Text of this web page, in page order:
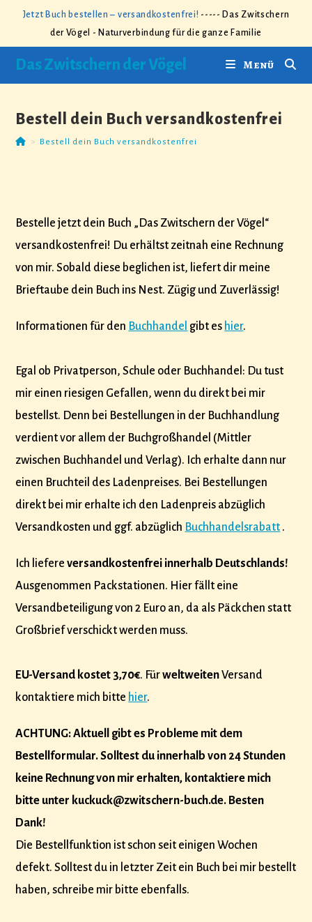
Jetzt Buch bestellen – versandkostenfrei! ----- Das Zwitschern
der Vögel - Naturverbindung für die ganze Familie
Das Zwitschern der Vögel Menü
Bestell dein Buch versandkostenfrei
> Bestell dein Buch versandkostenfrei
Bestelle jetzt dein Buch „Das Zwitschern der Vögel“
versandkostenfrei! Du erhältst zeitnah eine Rechnung
von mir. Sobald diese beglichen ist, liefert dir meine
Brieftaube dein Buch ins Nest. Zügig und Zuverlässig!
Informationen für den Buchhandel gibt es hier.
Egal ob Privatperson, Schule oder Buchhandel: Du tust
mir einen riesigen Gefallen, wenn du direkt bei mir
bestellst. Denn bei Bestellungen in der Buchhandlung
verdient vor allem der Buchgroßhandel (Mittler
zwischen Buchhandel und Verlag). Ich erhalte dann nur
einen Bruchteil des Ladenpreises. Bei Bestellungen
direkt bei mir erhalte ich den Ladenpreis abzüglich
Versandkosten und ggf. abzüglich Buchhandelsrabatt .
Ich liefereversandkostenfrei innerhalb Deutschlands!
Ausgenommen Packstationen. Hier fällt eine
Versandbeteiligung von 2 Euro an, da als Päckchen statt
Großbrief verschickt werden muss.
EU-Versand kostet 3,70€. FürweltweitenVersand
kontaktiere mich bitte hier.
ACHTUNG: Aktuell gibt es Probleme mit dem
Bestellformular. Solltest du innerhalb von 24 Stunden
keine Rechnung von mir erhalten, kontaktiere mich
bitte unter kuckuck@zwitschern-buch.de. Besten
Dank!
Die Bestellfunktion ist schon seit einigen Wochen
defekt. Solltest du in letzter Zeit ein Buch bei mir bestellt
haben, schreibe mir bitte ebenfalls.